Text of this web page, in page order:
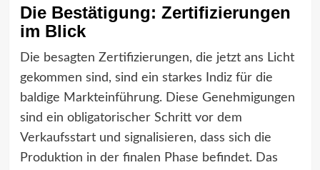
Die Bestätigung: Zertifizierungen
im Blick
Die besagten Zertifizierungen, die jetzt ans Licht
gekommen sind, sind ein starkes Indiz für die
baldige Markteinführung. Diese Genehmigungen
sind ein obligatorischer Schritt vor dem
Verkaufsstart und signalisieren, dass sich die
Produktion in der finalen Phase befindet. Das